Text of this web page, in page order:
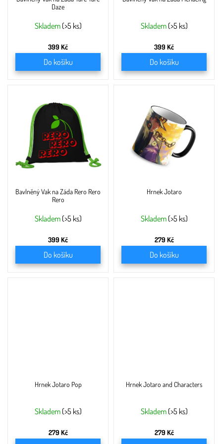
Daze
Skladem (>5 ks)
399 Kč
Do košíku
Skladem (>5 ks)
399 Kč
Do košíku
Bavlněný Vak na Záda Rero Rero
Rero
Skladem (>5 ks)
399 Kč
Do košíku
Hrnek Jotaro
Skladem (>5 ks)
279 Kč
Do košíku
Hrnek Jotaro Pop
Skladem (>5 ks)
279 Kč
Hrnek Jotaro and Characters
Skladem (>5 ks)
279 Kč